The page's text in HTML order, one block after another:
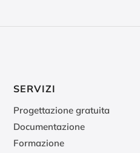
SERVIZI
Progettazione gratuita
Documentazione
Formazione